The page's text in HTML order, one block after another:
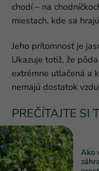
chodí – na
miestach, kde sa
Jeho prítomnosť je
Ukazuje totiž, že
extrémne utlačená a
nemajú dostatok
PREČÍTAJTE SI
Ako